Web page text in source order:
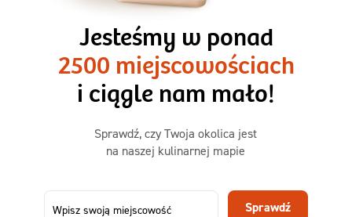
1500kcal - 2250kcal
3 sycące posiłki o większej objętości. Mniej dań,
ta sama wygoda!
50,31 zł
73,99
-32%
Jesteśmy w ponad
2500 miejscowościach
i ciągle nam mało!
Sprawdź, czy Twoja okolica jest
na naszej kulinarnej mapie
Sprawdź